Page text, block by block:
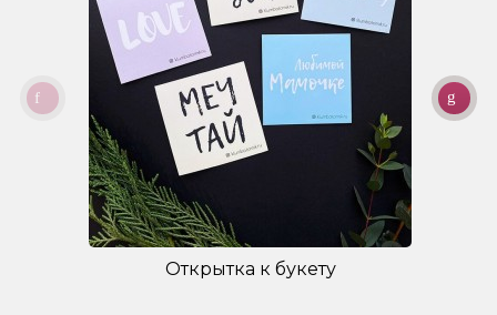
Открытка к букету